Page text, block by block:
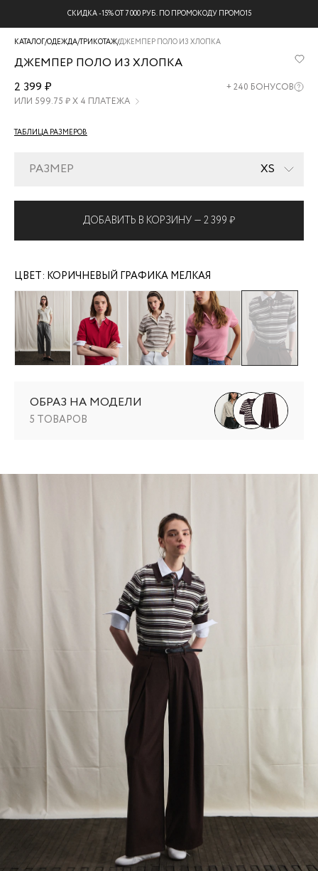
СКИДКА -15% ОТ 7 000 РУБ. ПО ПРОМОКОДУ ПРОМО15
КАТАЛОГ/ОДЕЖДА/ТРИКОТАЖ/ДЖЕМПЕР ПОЛО ИЗ ХЛОПКА
ДЖЕМПЕР ПОЛО ИЗ ХЛОПКА
ZR2608013306-
259
2 399 ₽ +240 БОНУСОВ
ИЛИ 599.75 ₽ Х 4 ПЛАТЕЖА
ТАБЛИЦА РАЗМЕРОВ
РАЗМЕР XS
ДОБАВИТЬ В КОРЗИНУ — 2 399 ₽
ЦВЕТ: КОРИЧНЕВЫЙ ГРАФИКА МЕЛКАЯ
ОБРАЗ НА МОДЕЛИ
5 ТОВАРОВ